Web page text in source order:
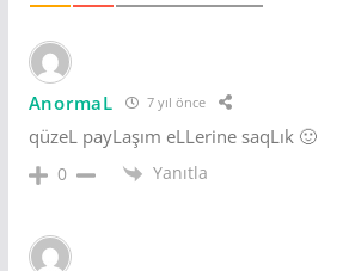
AnormaL 7 yıl önce
qüzeL payLaşım eLLerine saqLık 🙂
0 Yanıtla